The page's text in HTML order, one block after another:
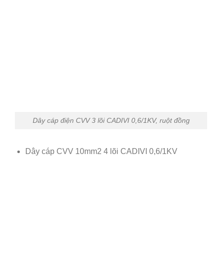
Dây cáp điện CVV 3 lõi CADIVI 0,6/1KV, ruột đồng
Dây cáp CVV 10mm2 4 lõi CADIVI 0,6/1KV